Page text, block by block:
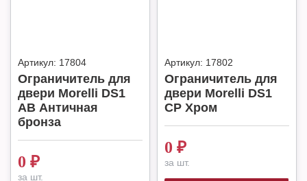
Артикул: 17804
Ограничитель для
двери Morelli DS1
AB Античная
бронза
0 ₽
за шт.
Артикул: 17802
Ограничитель для
двери Morelli DS1
CP Хром
0 ₽
за шт.